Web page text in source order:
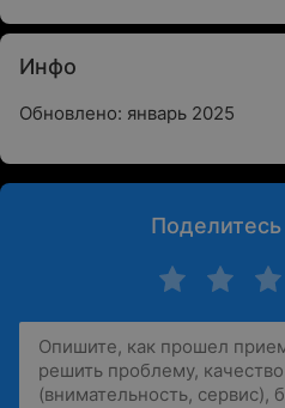
Инфо
Обновлено: январь 2025